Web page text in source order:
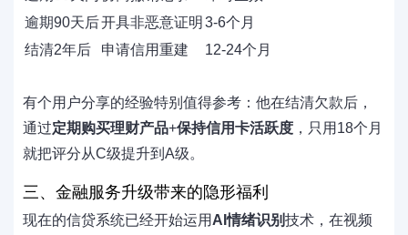
逾期90天后开具非恶意证明 3-6个月
结清2年后
申请信用重建 12-24个月
有个用户分享的经验特别值得参考：他在结清欠款后，
通过定期购买理财产品+保持信用卡活跃度 ，只用18个月
就把评分从C级提升到A级。
三、金融服务升级带来的隐形福利
现在的信贷系统已经开始运用 AI情绪识别技术，在视频